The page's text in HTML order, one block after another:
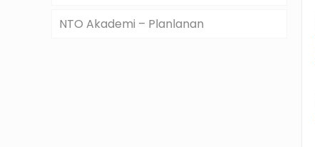
NTO Akademi – Planlanan